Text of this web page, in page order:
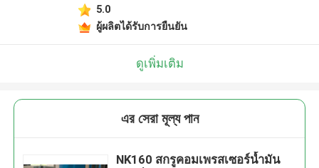
5.0
ผู้ผลิตได้รับการยืนยัน
ดูเพิ่มเติม
এর সেরা মূল্য পান
NK160 สกรูคอมเพรสเซอร์น้ำมัน